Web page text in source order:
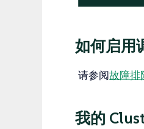
如何启用
请参阅故障排
我的